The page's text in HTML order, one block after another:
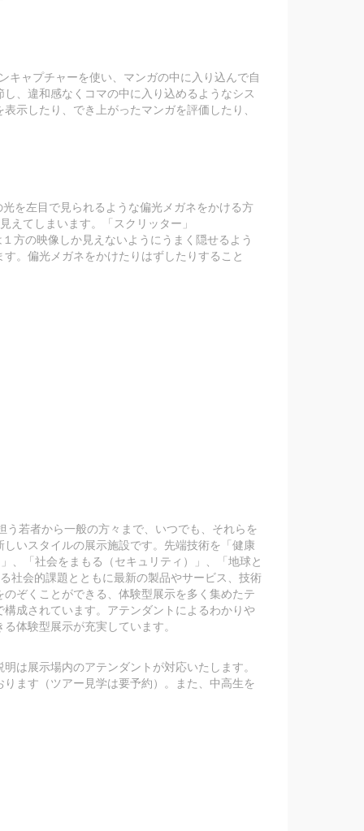
ャプチャーを使い、マンガの中に入り込んで自
、違和感なくコマの中に入り込めるようなシス
示したり、でき上がったマンガを評価したり、
を左目で見られるような偏光メガネをかける方
てしまいます。「スクリッター」
方の映像しか見えないようにうまく隠せるよう
。偏光メガネをかけたりはずしたりすること
若者から一般の方々まで、いつでも、それらを
いスタイルの展示施設です。先端技術を「健康
、「社会をまもる（セキュリティ）」、「地球と
社会的課題とともに最新の製品やサービス、技術
ぞくことができる、体験型展示を多く集めたテ
成されています。アテンダントによるわかりや
体験型展示が充実しています。
は展示場内のアテンダントが対応いたします。
ます（ツアー見学は要予約）。また、中高生を